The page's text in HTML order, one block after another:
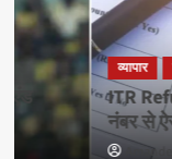
व्यापार दिल्ली
ITR Refund:
नंबर से ऐसे चेक करें
Amandeep Singh